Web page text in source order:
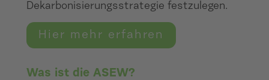
Dekarbonisierungsstrategie festzulegen.
Hier mehr erfahren
Was ist die ASEW?